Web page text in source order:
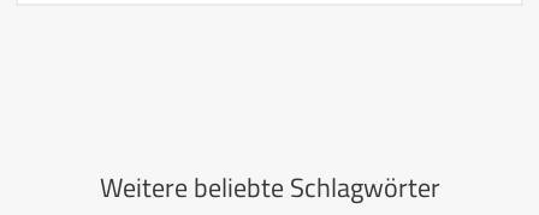
Weitere beliebte Schlagwörter